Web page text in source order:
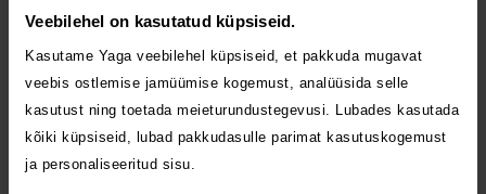
Veebilehel on kasutatud küpsiseid.
Kasutame Yaga veebilehel küpsiseid, et pakkuda mugavat
veebis ostlemise jamüümise kogemust, analüüsida selle
kasutust ning toetada meieturundustegevusi. Lubades kasutada
kõiki küpsiseid, lubad pakkudasulle parimat kasutuskogemust
ja personaliseeritud sisu.
50 €
S
40 €